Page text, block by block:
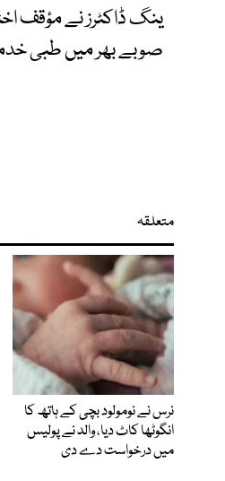
ینگ ڈاکٹرز نے مؤقف
صوبے بھر میں طبی
متعلقہ
نرس نے نومولود بچی کے ہاتھ کا
انگوٹھا کاٹ دیا، والد نے پولیس
میں درخواست دے دی